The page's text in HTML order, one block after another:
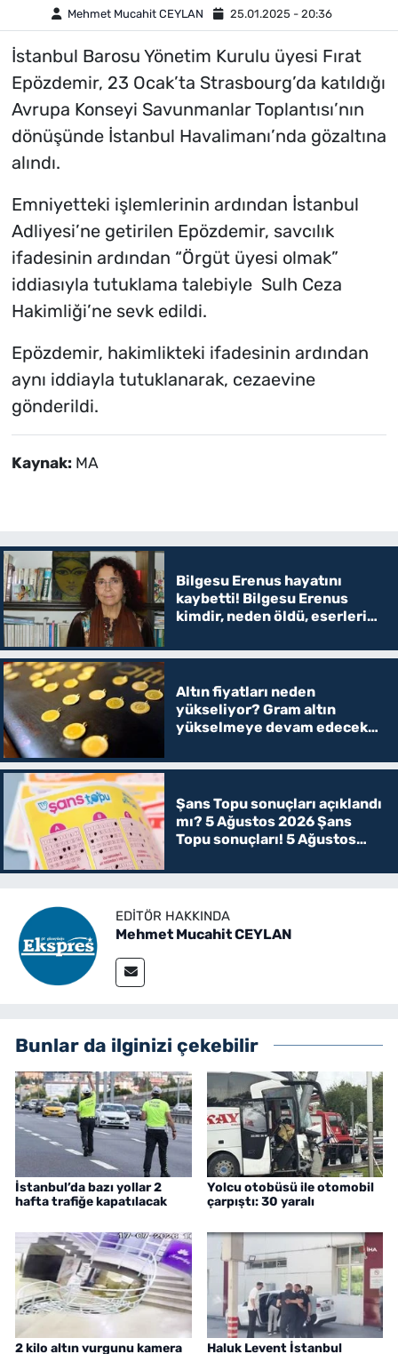
Mehmet Mucahit CEYLAN 25.01.2025 - 20:36
İstanbul Barosu Yönetim Kurulu üyesi Fırat
Epözdemir, 23 Ocak’ta Strasbourg’da katıldığı
Avrupa Konseyi Savunmanlar Toplantısı’nın
dönüşünde İstanbul Havalimanı’nda gözaltına
alındı.
Emniyetteki işlemlerinin ardından İstanbul
Adliyesi’ne getirilen Epözdemir, savcılık
ifadesinin ardından “Örgüt üyesi olmak”
iddiasıyla tutuklama talebiyle Sulh Ceza
Hakimliği’ne sevk edildi.
Epözdemir, hakimlikteki ifadesinin ardından
aynı iddiayla tutuklanarak, cezaevine
gönderildi.
Kaynak: MA
Bilgesu Erenus hayatını
kaybetti! Bilgesu Erenus
kimdir, neden öldü, eserleri
Altın fiyatları neden
yükseliyor? Gram altın
yükselmeye devam edecek
Şans Topu sonuçları açıklandı
mı? 5 Ağustos 2026 Şans
Topu sonuçları! 5 Ağustos
EDITÖR HAKKINDA
Mehmet Mucahit CEYLAN
Bunlar da ilginizi çekebilir
İstanbul’da bazı yollar 2
hafta trafiğe kapatılacak
Yolcu otobüsü ile otomobil
çarpıştı: 30 yaralı
2 kilo altın vurgunu kamera Haluk Levent İstanbul